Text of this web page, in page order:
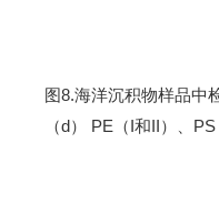
图8.海洋沉积物样品中
（d） PE （I和II）、 PS